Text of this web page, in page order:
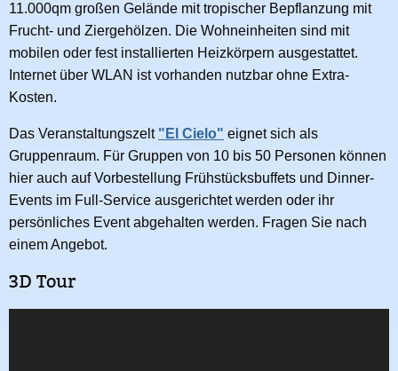
11.000qm großen Gelände mit tropischer Bepflanzung mit
Frucht- und Ziergehölzen. Die Wohneinheiten sind mit
mobilen oder fest installierten Heizkörpern ausgestattet.
Internet über WLAN ist vorhanden nutzbar ohne Extra-
Kosten.
Das Veranstaltungszelt "El Cielo" eignet sich als
Gruppenraum. Für Gruppen von 10 bis 50 Personen können
hier auch auf Vorbestellung Frühstücksbuffets und Dinner-
Events im Full-Service ausgerichtet werden oder ihr
persönliches Event abgehalten werden. Fragen Sie nach
einem Angebot.
3D Tour